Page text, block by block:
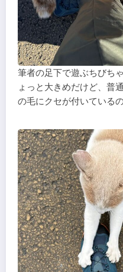
筆者の足下で遊ぶちびち
ょっと大きめだけど、普
の毛にクセが付いている